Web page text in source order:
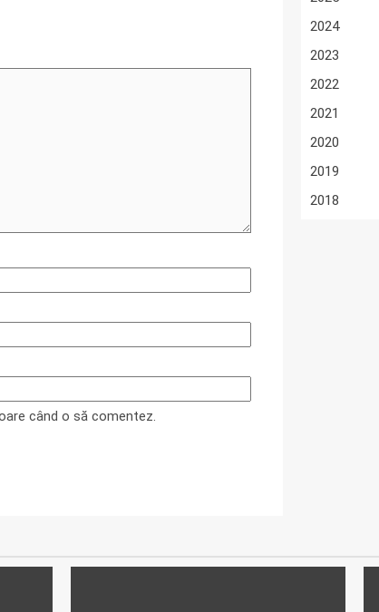
când o să comentez.
2024
2023
2022
2021
2020
2019
2018